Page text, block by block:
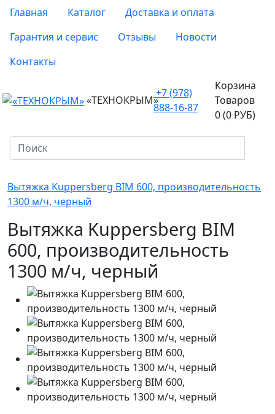
Главная Каталог
Доставка и оплата
Гарантия и сервис
Отзывы
Новости
Контакты
«ТЕХНОКРЫМ»
+7 (978)
888-16-87
Корзина
Товаров
0 (0 РУБ)
Вытяжка Kuppersberg BIM 600, производительность
1300 м/ч, черный
Вытяжка Kuppersberg BIM
600, производительность
1300 м/ч, черный